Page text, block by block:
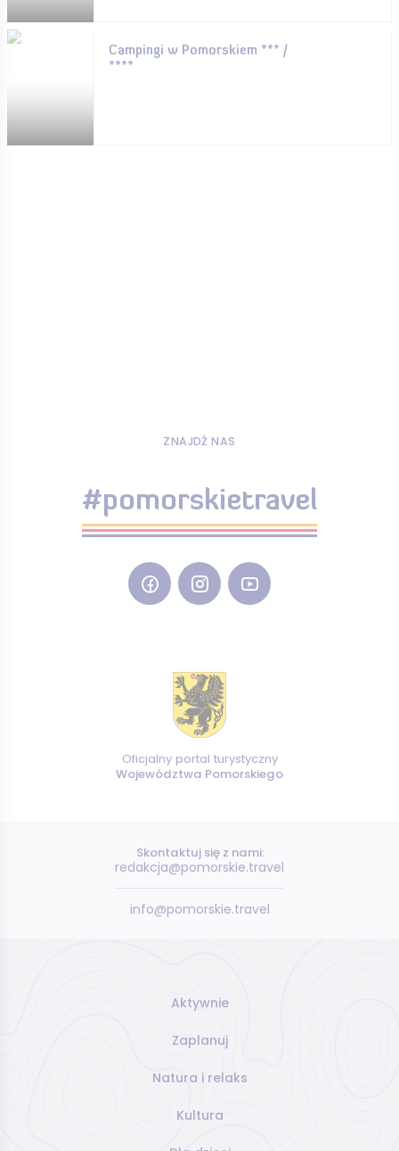
Campingi w Pomorskiem *** /
****
ZNAJDŹ NAS
#pomorskietravel
Oficjalny portal turystyczny
Województwa Pomorskiego
Skontaktuj się z nami:
redakcja@pomorskie.travel
info@pomorskie.travel
Aktywnie
Zaplanuj
Natura i relaks
Kultura